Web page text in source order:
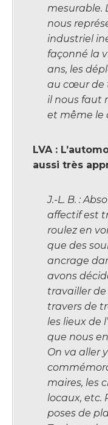
mesurable.
nous
industriel
façonné la
ans, les
au cœur de
il nous faut
et même le
LVA :
aussi très
J.-L. B. :
affectif est
roulez en
que des
ancrage
avons
travailler
travers de
les lieux de
que nous
On va aller
maires, les
locaux, etc.
poses de